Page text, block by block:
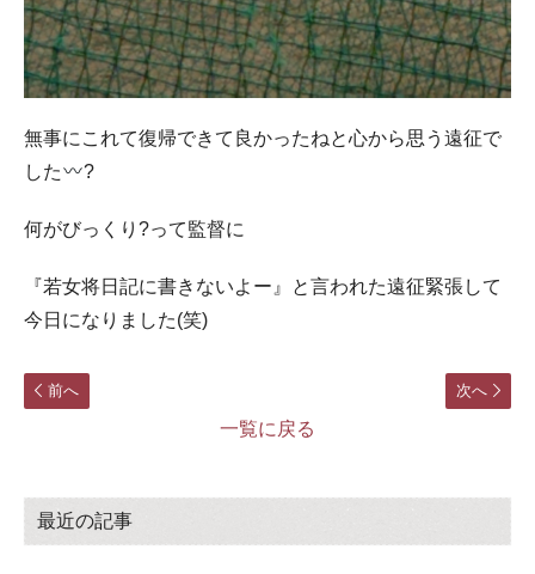
無事にこれて復帰できて良かったねと心から思う遠征で
した
?
何がびっくり?って監督に
『若女将日記に書きないよー』と言われた遠征緊張して
今日になりました(笑)
次へ
前へ
一覧に戻る
最近の記事